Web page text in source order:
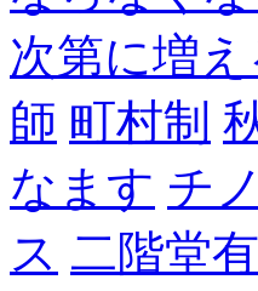
次第に増
師 町村制
なます チ
ス 二階堂